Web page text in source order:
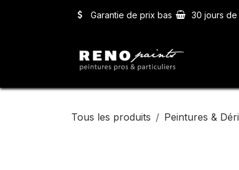
Garantie de prix bas 30 jours
Tous les produits Peintures &